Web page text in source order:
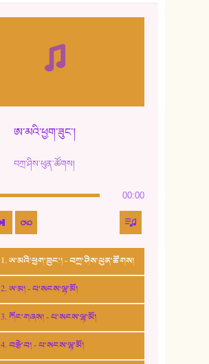
ཨ་མའི་ཕྱག་ཟུང་།
བཀྲ་ཤིས་ཕུན་ཚོགས།
00:00
1. ཨ་མའི་ཕྱག་ཟུང་། - བཀྲ་ཤིས་ཕུན་ཚོགས།
2. ཨ་མ། - པ་སངས་ལྷ་མོ།
3. ཀོང་གཞས། - པ་སངས་ལྷ་མོ།
4. བརྩེ་བ། - པ་སངས་ལྷ་མོ།